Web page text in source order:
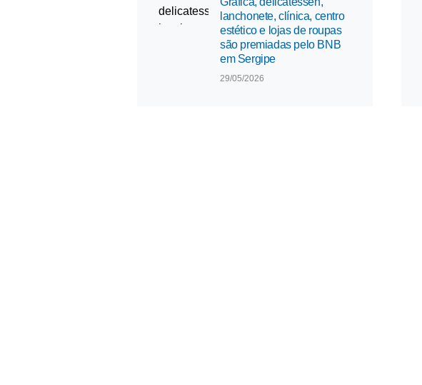
lanchonete, clínica, centro
estético e lojas de roupas
são premiadas pelo BNB
em Sergipe
29/05/2026